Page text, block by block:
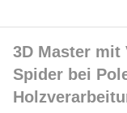
3D Master mit
Spider bei